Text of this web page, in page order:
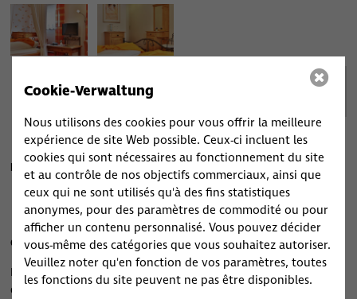
Demi-pension (menu 4 plats)
Demi-pension (menu 4 plats pour le déjeuner ou le dîner)
49,50 euros
Garage par jour6,00 euros
Pour les groupes et les séjours plus longs, veuillez nous
demander une offre.
Cookie-Verwaltung
Nous utilisons des cookies pour vous offrir la meilleure
expérience de site Web possible. Ceux-ci incluent les
cookies qui sont nécessaires au fonctionnement du site
et au contrôle de nos objectifs commerciaux, ainsi que
ceux qui ne sont utilisés qu'à des fins statistiques
anonymes, pour des paramètres de commodité ou pour
afficher un contenu personnalisé. Vous pouvez décider
vous-même des catégories que vous souhaitez autoriser.
Veuillez noter qu'en fonction de vos paramètres, toutes
les fonctions du site peuvent ne pas être disponibles.